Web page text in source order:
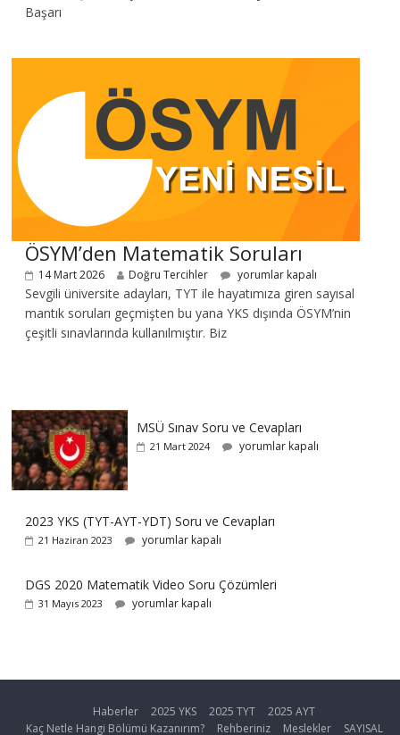
Başarı
ÖSYM’den Matematik Soruları
14 Mart 2026 Doğru Tercihler yorumlar kapalı
Sevgili üniversite adayları, TYT ile hayatımıza giren sayısal
mantık soruları geçmişten bu yana YKS dışında ÖSYM’nin
çeşitli sınavlarında kullanılmıştır. Biz
MSÜ Sınav Soru ve Cevapları
21 Mart 2024 yorumlar kapalı
2023 YKS (TYT-AYT-YDT) Soru ve Cevapları
21 Haziran 2023 yorumlar kapalı
DGS 2020 Matematik Video Soru Çözümleri
31 Mayıs 2023 yorumlar kapalı
Haberler 2025 YKS 2025 TYT
2025 AYT
Kaç Netle Hangi Bölümü Kazanırım?
Rehberiniz Meslekler SAYISAL